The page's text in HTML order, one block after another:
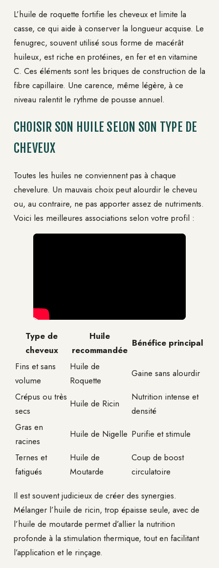
L’huile de roquette fortifie les cheveux et limite la
casse, ce qui aide à conserver la longueur acquise. Le
fenugrec, souvent utilisé sous forme de macérât
huileux, est riche en protéines, en fer et en vitamine
C. Ces éléments sont les briques de construction de la
fibre capillaire. Une carence, même légère, à ce
niveau ralentit le rythme de pousse annuel.
CHOISIR SON HUILE SELON SON TYPE DE
CHEVEUX
Toutes les huiles ne conviennent pas à chaque
chevelure. Un mauvais choix peut alourdir le cheveu
ou, au contraire, ne pas apporter assez de nutriments.
Voici les meilleures associations selon votre profil :
Type de
cheveux
Huile
recommandée
Bénéfice principal
Fins et sans
volume
Huile de
Roquette
Gaine sans alourdir
Crépus ou très
secs
Huile de Ricin
Nutrition intense et
densité
Gras en
racines
Huile de Nigelle Purifie et stimule
Ternes et
fatigués
Huile de
Moutarde
Coup de boost
circulatoire
Il est souvent judicieux de créer des synergies.
Mélanger l’huile de ricin, trop épaisse seule, avec de
l’huile de moutarde permet d’allier la nutrition
profonde à la stimulation thermique, tout en facilitant
l’application et le rinçage.